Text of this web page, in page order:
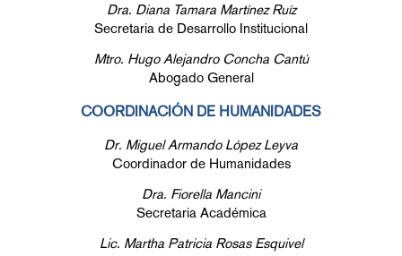
Dra. Diana Tamara Martínez Ruíz
Secretaria de Desarrollo Institucional
Mtro. Hugo Alejandro Concha Cantú
Abogado General
COORDINACIÓN DE HUMANIDADES
Dr. Miguel Armando López Leyva
Coordinador de Humanidades
Dra. Fiorella Mancini
Secretaria Académica
Lic. Martha Patricia Rosas Esquivel